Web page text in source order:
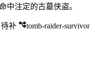
中注定的古墓侠盗。
待补
tomb-raider-survivor